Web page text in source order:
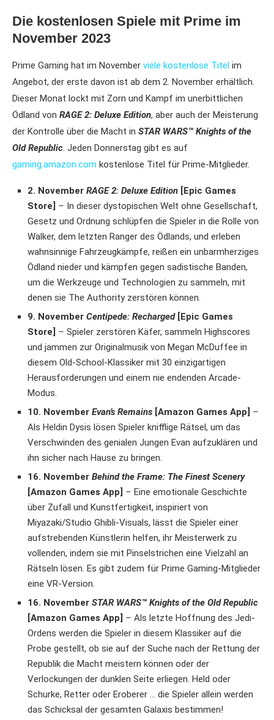
Die kostenlosen Spiele mit Prime im
November 2023
Prime Gaming hat im November viele kostenlose Titel im
Angebot, der erste davon ist ab dem 2. November erhältlich.
Dieser Monat lockt mit Zorn und Kampf im unerbittlichen
Ödland von RAGE 2: Deluxe Edition, aber auch der Meisterung
der Kontrolle über die Macht in STAR WARS™ Knights of the
Old Republic. Jeden Donnerstag gibt es auf
gaming.amazon.com kostenlose Titel für Prime-Mitglieder.
2. November RAGE 2: Deluxe Edition [Epic Games
Store] – In dieser dystopischen Welt ohne Gesellschaft,
Gesetz und Ordnung schlüpfen die Spieler in die Rolle von
Walker, dem letzten Ranger des Ödlands, und erleben
wahnsinnige Fahrzeugkämpfe, reißen ein unbarmherziges
Ödland nieder und kämpfen gegen sadistische Banden,
um die Werkzeuge und Technologien zu sammeln, mit
denen sie The Authority zerstören können.
9. November Centipede: Recharged [Epic Games
Store] – Spieler zerstören Käfer, sammeln Highscores
und jammen zur Originalmusik von Megan McDuffee in
diesem Old-School-Klassiker mit 30 einzigartigen
Herausforderungen und einem nie endenden Arcade-
Modus.
10. November Evan’s Remains [Amazon Games App] –
Als Heldin Dysis lösen Spieler knifflige Rätsel, um das
Verschwinden des genialen Jungen Evan aufzuklären und
ihn sicher nach Hause zu bringen.
16. November Behind the Frame: The Finest Scenery
[Amazon Games App] – Eine emotionale Geschichte
über Zufall und Kunstfertigkeit, inspiriert von
Miyazaki/Studio Ghibli-Visuals, lässt die Spieler einer
aufstrebenden Künstlerin helfen, ihr Meisterwerk zu
vollenden, indem sie mit Pinselstrichen eine Vielzahl an
Rätseln lösen. Es gibt zudem für Prime Gaming-Mitglieder
eine VR-Version.
16. November STAR WARS™ Knights of the Old Republic
[Amazon Games App] – Als letzte Hoffnung des Jedi-
Ordens werden die Spieler in diesem Klassiker auf die
Probe gestellt, ob sie auf der Suche nach der Rettung der
Republik die Macht meistern können oder der
Verlockungen der dunklen Seite erliegen. Held oder
Schurke, Retter oder Eroberer … die Spieler allein werden
das Schicksal der gesamten Galaxis bestimmen!